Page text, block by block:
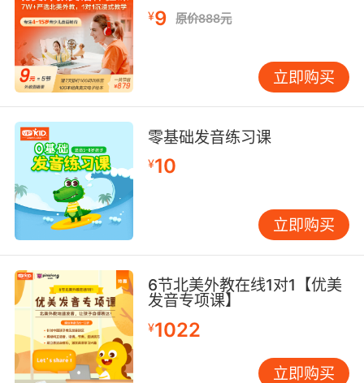
¥9 原价888元
立即购买
零基础发音练习课
¥10
立即购买
6节北美外教在线1对1【优美
发音专项课】
¥1022
立即购买